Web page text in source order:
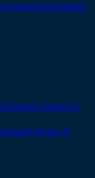
Dentsply
Propex II